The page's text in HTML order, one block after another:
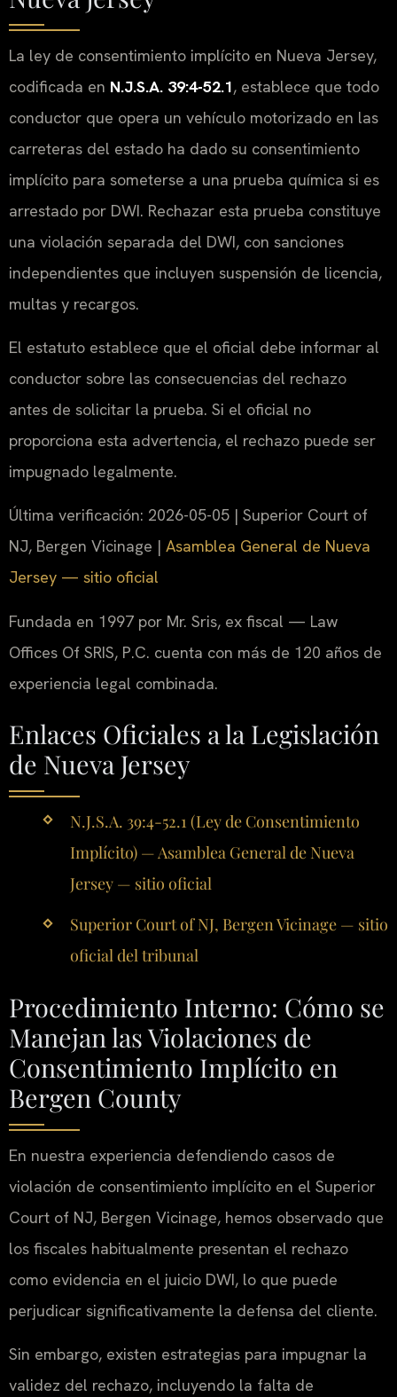
La ley de consentimiento implícito en Nueva Jersey,
codificada en N.J.S.A. 39:4-52.1, establece que todo
conductor que opera un vehículo motorizado en las
carreteras del estado ha dado su consentimiento
implícito para someterse a una prueba química si es
arrestado por DWI. Rechazar esta prueba constituye
una violación separada del DWI, con sanciones
independientes que incluyen suspensión de licencia,
multas y recargos.
El estatuto establece que el oficial debe informar al
conductor sobre las consecuencias del rechazo
antes de solicitar la prueba. Si el oficial no
proporciona esta advertencia, el rechazo puede ser
impugnado legalmente.
Última verificación: 2026-05-05 | Superior Court of
NJ, Bergen Vicinage | Asamblea General de Nueva
Jersey — sitio oficial
Fundada en 1997 por Mr. Sris, ex fiscal — Law
Offices Of SRIS, P.C. cuenta con más de 120 años de
experiencia legal combinada.
Enlaces Oficiales a la Legislación
de Nueva Jersey
N.J.S.A. 39:4-52.1 (Ley de Consentimiento
Implícito) — Asamblea General de Nueva
Jersey — sitio oficial
Superior Court of NJ, Bergen Vicinage — sitio
oficial del tribunal
Procedimiento Interno: Cómo se
Manejan las Violaciones de
Consentimiento Implícito en
Bergen County
En nuestra experiencia defendiendo casos de
violación de consentimiento implícito en el Superior
Court of NJ, Bergen Vicinage, hemos observado que
los fiscales habitualmente presentan el rechazo
como evidencia en el juicio DWI, lo que puede
perjudicar significativamente la defensa del cliente.
Sin embargo, existen estrategias para impugnar la
validez del rechazo, incluyendo la falta de